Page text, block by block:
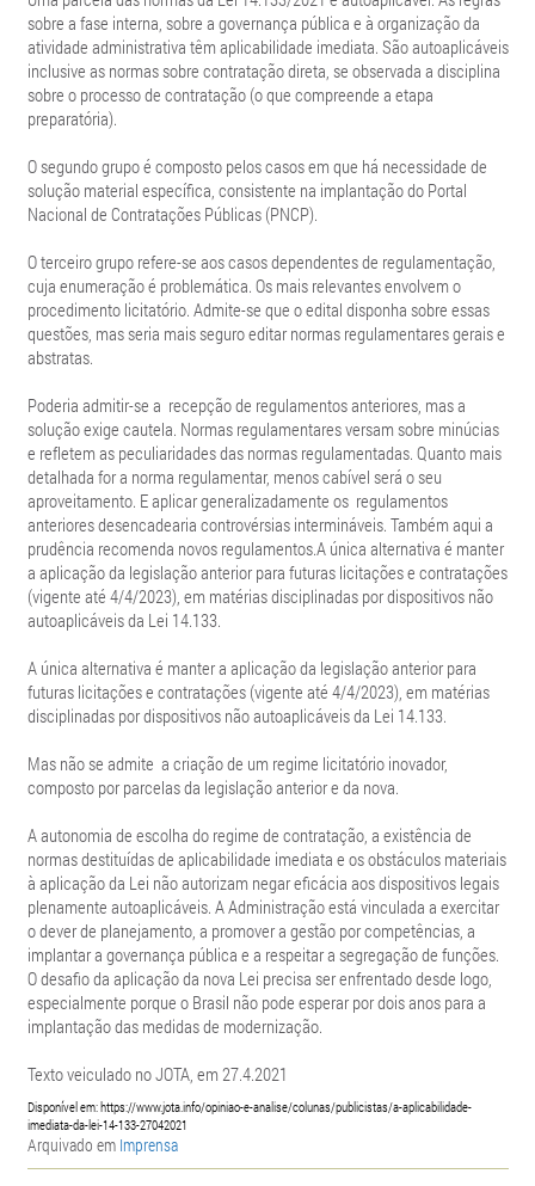
sobre a fase interna, sobre a governança pública e à organização da
atividade administrativa têm aplicabilidade imediata. São autoaplicáveis
inclusive as normas sobre contratação direta, se observada a disciplina
sobre o processo de contratação (o que compreende a etapa
preparatória).
O segundo grupo é composto pelos casos em que há necessidade de
solução material específica, consistente na implantação do Portal
Nacional de Contratações Públicas (PNCP).
O terceiro grupo refere-se aos casos dependentes de regulamentação,
cuja enumeração é problemática. Os mais relevantes envolvem o
procedimento licitatório. Admite-se que o edital disponha sobre essas
questões, mas seria mais seguro editar normas regulamentares gerais e
abstratas.
Poderia admitir-se a recepção de regulamentos anteriores, mas a
solução exige cautela. Normas regulamentares versam sobre minúcias
e refletem as peculiaridades das normas regulamentadas. Quanto mais
detalhada for a norma regulamentar, menos cabível será o seu
aproveitamento. E aplicar generalizadamente os regulamentos
anteriores desencadearia controvérsias intermináveis. Também aqui a
prudência recomenda novos regulamentos.A única alternativa é manter
a aplicação da legislação anterior para futuras licitações e contratações
(vigente até 4/4/2023), em matérias disciplinadas por dispositivos não
autoaplicáveis da Lei 14.133.
A única alternativa é manter a aplicação da legislação anterior para
futuras licitações e contratações (vigente até 4/4/2023), em matérias
disciplinadas por dispositivos não autoaplicáveis da Lei 14.133.
Mas não se admite a criação de um regime licitatório inovador,
composto por parcelas da legislação anterior e da nova.
A autonomia de escolha do regime de contratação, a existência de
normas destituídas de aplicabilidade imediata e os obstáculos materiais
à aplicação da Lei não autorizam negar eficácia aos dispositivos legais
plenamente autoaplicáveis. A Administração está vinculada a exercitar
o dever de planejamento, a promover a gestão por competências, a
implantar a governança pública e a respeitar a segregação de funções.
O desafio da aplicação da nova Lei precisa ser enfrentado desde logo,
especialmente porque o Brasil não pode esperar por dois anos para a
implantação das medidas de modernização.
Texto veiculado no JOTA, em 27.4.2021
Disponível em: https://www.jota.info/opiniao-e-analise/colunas/publicistas/a-aplicabilidade-
imediata-da-lei-14-133-27042021
Arquivado em Imprensa